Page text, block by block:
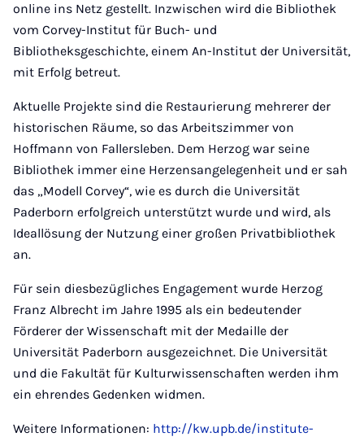
online ins Netz gestellt. Inzwischen wird die Bibliothek
vom Corvey-Institut für Buch- und
Bibliotheksgeschichte, einem An-Institut der Universität,
mit Erfolg betreut.
Aktuelle Projekte sind die Restaurierung mehrerer der
historischen Räume, so das Arbeitszimmer von
Hoffmann von Fallersleben. Dem Herzog war seine
Bibliothek immer eine Herzensangelegenheit und er sah
das „Modell Corvey“, wie es durch die Universität
Paderborn erfolgreich unterstützt wurde und wird, als
Ideallösung der Nutzung einer großen Privatbibliothek
an.
Für sein diesbezügliches Engagement wurde Herzog
Franz Albrecht im Jahre 1995 als ein bedeutender
Förderer der Wissenschaft mit der Medaille der
Universität Paderborn ausgezeichnet. Die Universität
und die Fakultät für Kulturwissenschaften werden ihm
ein ehrendes Gedenken widmen.
Weitere Informationen: http://kw.upb.de/institute-